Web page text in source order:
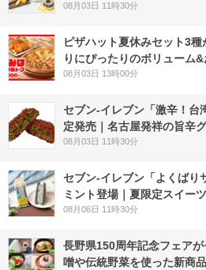
08月03日 11時30分
ピザハット夏休みセット3
りにぴったりのボリューム
08月03日 13時00分
セブン-イレブン「激辛！台
定発売｜名古屋発祥の旨辛
08月03日 11時30分
セブン‐イレブン「よくばり
ミント登場｜夏限定スイー
08月06日 11時30分
長野県150周年記念フェア
噌や伝統野菜を使った新商